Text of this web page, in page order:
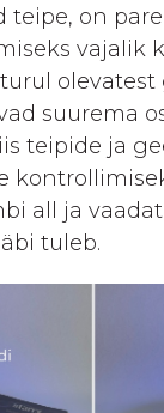
teipe, on
vajalik
suurema
teipide ja
all ja
tuleb.